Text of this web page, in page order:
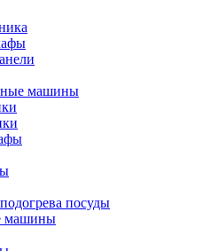
машины
посуды
машины